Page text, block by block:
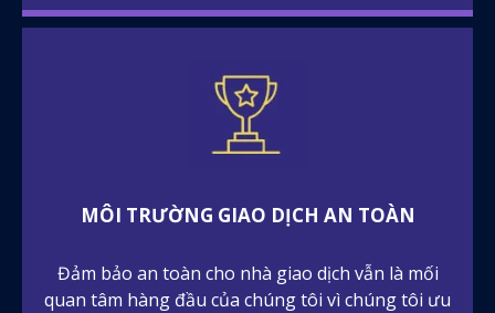
MÔI TRƯỜNG GIAO DỊCH AN TOÀN
Đảm bảo an toàn cho nhà giao dịch vẫn là mối
quan tâm hàng đầu của chúng tôi vì chúng tôi ưu